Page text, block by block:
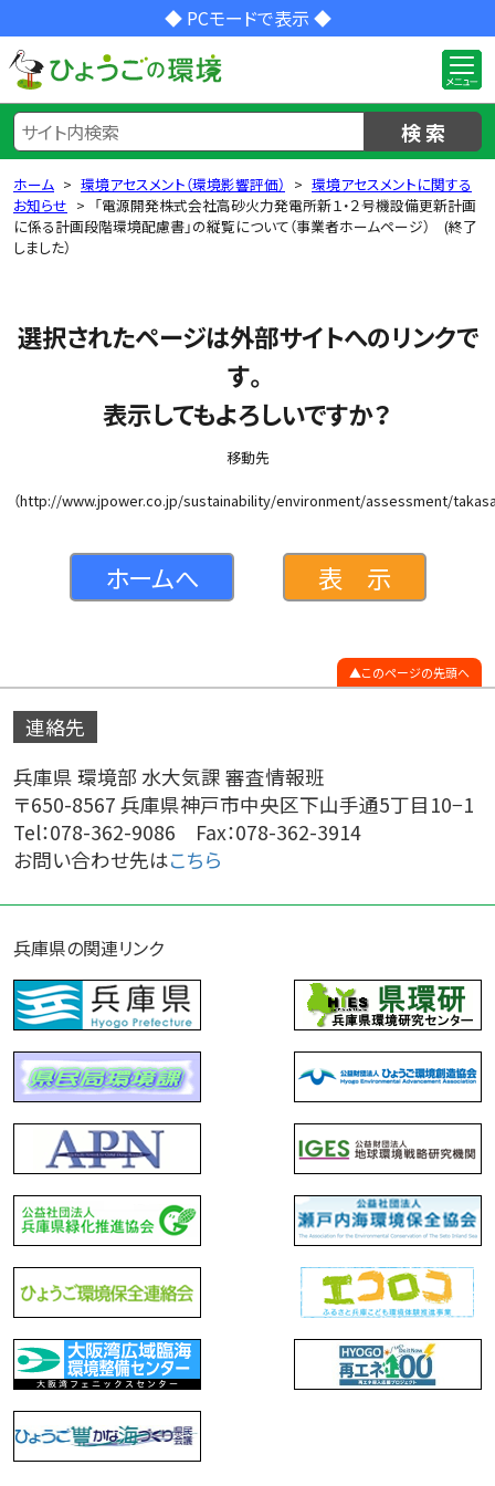
◆ PCモードで表示 ◆
検 索
ホーム 環境アセスメント（環境影響評価）
環境アセスメントに関する
お知らせ
「電源開発株式会社高砂火力発電所新１・２号機設備更新計画
に係る計画段階環境配慮書」の縦覧について（事業者ホームページ） (終了
しました）
選択されたページは外部サイトへのリンクで
す。
表示してもよろしいですか？
移動先
（http://www.jpower.co.jp/sustainability/environment/assessment/
ホームへ 表 示
このページの先頭へ
連絡先
兵庫県 環境部 水大気課 審査情報班
〒650-8567 兵庫県神戸市中央区下山手通5丁目10−1
Tel：078-362-9086 Fax：078-362-3914
お問い合わせ先はこちら
兵庫県の関連リンク